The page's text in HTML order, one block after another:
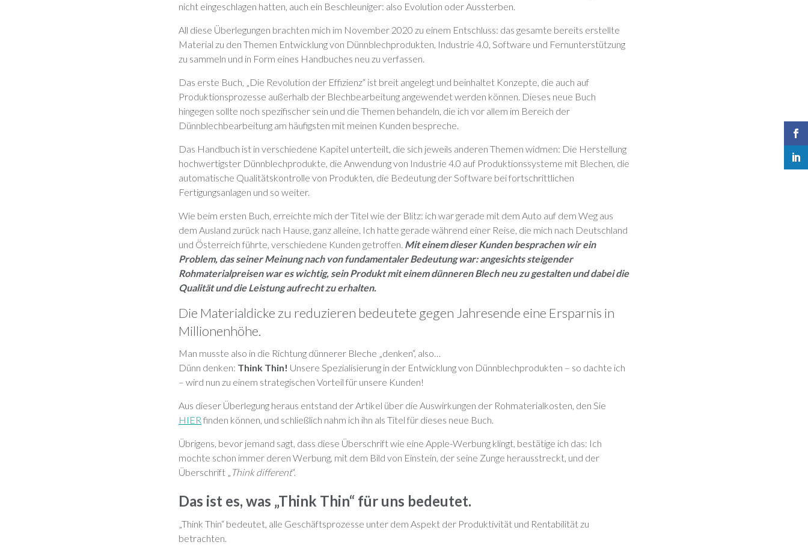
nicht eingeschlagen hatten, auch ein Beschleuniger: also Evolution oder Aussterben.
All diese Überlegungen brachten mich im November 2020 zu einem Entschluss: das gesamte bereits erstellte
Material zu den Themen Entwicklung von Dünnblechprodukten, Industrie 4.0, Software und Fernunterstützung
zu sammeln und in Form eines Handbuches neu zu verfassen.
Das erste Buch, „Die Revolution der Effizienz“ ist breit angelegt und beinhaltet Konzepte, die auch auf
Produktionsprozesse außerhalb der Blechbearbeitung angewendet werden können. Dieses neue Buch
hingegen sollte noch spezifischer sein und die Themen behandeln, die ich vor allem im Bereich der
Dünnblechbearbeitung am häufigsten mit meinen Kunden bespreche.
Das Handbuch ist in verschiedene Kapitel unterteilt, die sich jeweils anderen Themen widmen: Die Herstellung
hochwertigster Dünnblechprodukte, die Anwendung von Industrie 4.0 auf Produktionssysteme mit Blechen, die
automatische Qualitätskontrolle von Produkten, die Bedeutung der Software bei fortschrittlichen
Fertigungsanlagen und so weiter.
Wie beim ersten Buch, erreichte mich der Titel wie der Blitz: ich war gerade mit dem Auto auf dem Weg aus
dem Ausland zurück nach Hause, ganz alleine. Ich hatte gerade während einer Reise, die mich nach Deutschland
und Österreich führte, verschiedene Kunden getroffen. Mit einem dieser Kunden besprachen wir ein
Problem, das seiner Meinung nach von fundamentaler Bedeutung war: angesichts steigender
Rohmaterialpreisen war es wichtig, sein Produkt mit einem dünneren Blech neu zu gestalten und dabei die
Qualität und die Leistung aufrecht zu erhalten.
Die Materialdicke zu reduzieren bedeutete gegen Jahresende eine Ersparnis in
Millionenhöhe.
Man musste also in die Richtung dünnerer Bleche „denken“, also…
Dünn denken: Think Thin! Unsere Spezialisierung in der Entwicklung von Dünnblechprodukten – so dachte ich
– wird nun zu einem strategischen Vorteil für unsere Kunden!
Aus dieser Überlegung heraus entstand der Artikel über die Auswirkungen der Rohmaterialkosten, den Sie
HIER finden können, und schließlich nahm ich ihn als Titel für dieses neue Buch.
Übrigens, bevor jemand sagt, dass diese Überschrift wie eine Apple-Werbung klingt, bestätige ich das: Ich
mochte schon immer deren Werbung, mit dem Bild von Einstein, der seine Zunge herausstreckt, und der
Überschrift „ Think different“.
Das ist es, was „Think Thin“ für uns bedeutet.
„Think Thin“ bedeutet, alle Geschäftsprozesse unter dem Aspekt der Produktivität und Rentabilität zu
betrachten.